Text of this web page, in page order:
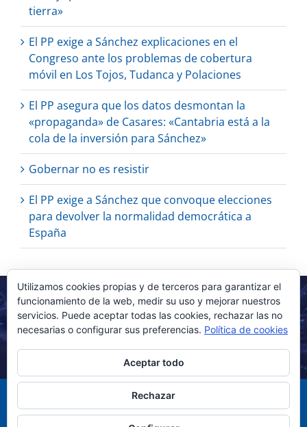
tierra»
El PP exige a Sánchez explicaciones en el
Congreso ante los problemas de cobertura
móvil en Los Tojos, Tudanca y Polaciones
El PP asegura que los datos desmontan la
«propaganda» de Casares: «Cantabria está a la
cola de la inversión para Sánchez»
Gobernar no es resistir
El PP exige a Sánchez que convoque elecciones
para devolver la normalidad democrática a
España
Utilizamos cookies propias y de terceros para garantizar el
funcionamiento de la web, medir su uso y mejorar nuestros
servicios. Puede aceptar todas las cookies, rechazar las no
necesarias o configurar sus preferencias. Política de cookies
Aceptar todo
Rechazar